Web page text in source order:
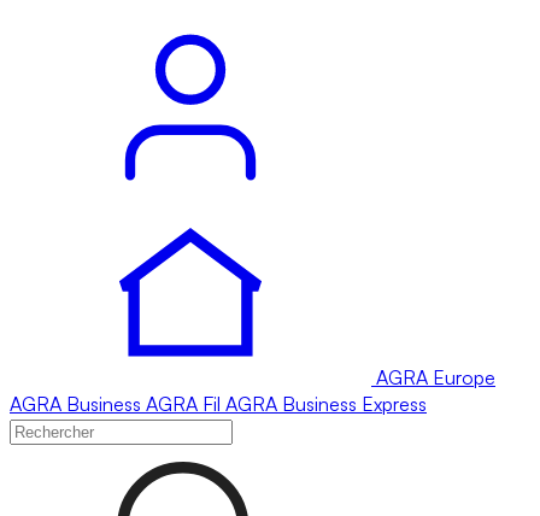
AGRA Europe
AGRA Business AGRA Fil AGRA Business Express